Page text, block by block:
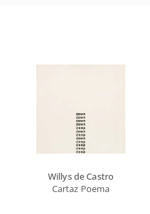
Willys de Castro
Cartaz Poema